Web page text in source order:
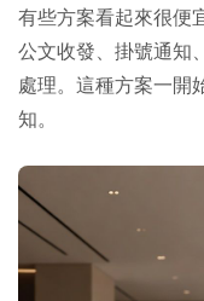
有些方案看起來很便
公文收發、掛號通知
處理。這種方案一開
知。